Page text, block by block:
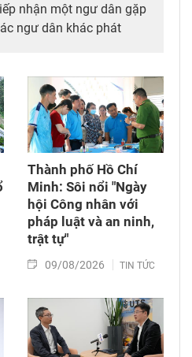
nhận một ngư dân gặp
ngư dân khác phát
Thành phố Hồ Chí
Minh: Sôi nổi "Ngày
hội Công nhân với
pháp luật và an ninh,
trật tự"
09/08/2026 TIN TỨC